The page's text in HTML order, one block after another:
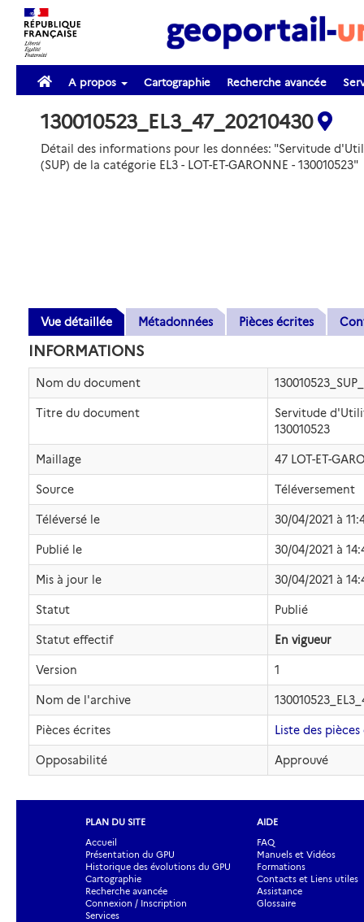
A propos Cartographie Recherche avancée
130010523_EL3_47_20210430
Détail des informations pour les données: "Servitude
(SUP) de la catégorie EL3 - LOT-ET-GARONNE - 130010523"
Vue détaillée Métadonnées Pièces écrites
INFORMATIONS
Nom du document
Titre du document
Servitude
130010523
Maillage 47 LOT-ET-
Source Téléversement
Téléversé le 30/04/2021 à
Publié le 30/04/2021 à
Mis à jour le 30/04/2021 à
Statut Publié
Statut effectif En vigueur
Version 1
Nom de l'archive
Pièces écrites Liste des
Opposabilité Approuvé
PLAN DU SITE
Accueil
Présentation du GPU
Historique des évolutions du GPU
Cartographie
Recherche avancée
Connexion / Inscription
Services
AIDE
FAQ
Manuels et Vidéos
Formations
Contacts et Liens utiles
Assistance
Glossaire